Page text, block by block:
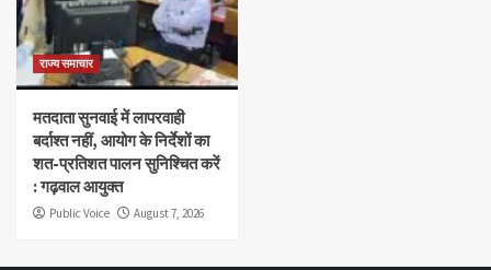
राज्य समाचार
मतदाता सुनवाई में लापरवाही
बर्दाश्त नहीं, आयोग के निर्देशों का
शत-प्रतिशत पालन सुनिश्चित करें
: गढ़वाल आयुक्त
Public Voice August 7, 2026